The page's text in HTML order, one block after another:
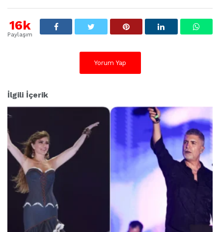
t
16k
Paylaşım
Yorum Yap
İlgili İçerik